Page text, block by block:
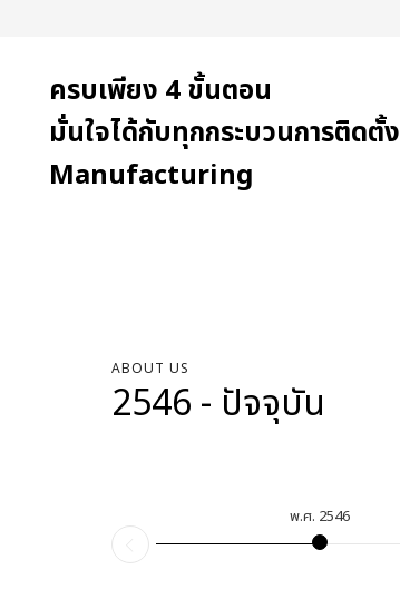
ครบเพียง 4 ขั้นตอน
มั่นใจได้กับทุกกระบวนการติดตั้ง
Manufacturing
ABOUT US
2546 - ปัจจุบัน
พ.ศ. 2546